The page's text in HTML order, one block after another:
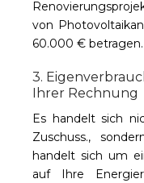
von
60.000 € betragen.
3.
Ihrer Rechnung
Es handelt sich
Zuschuss.,
handelt sich um
auf Ihre